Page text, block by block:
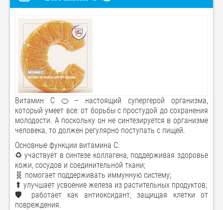
Витамин C 🍊– настоящий супергерой организма,
который умеет все: от борьбы с простудой до сохранения
молодости. А поскольку он не синтезируется в организме
человека, то должен регулярно поступать с пищей.
Основные функции витамина C:
♻ участвует в синтезе коллагена, поддерживая здоровье
кожи, сосудов и соединительной ткани;
🧬 помогает поддерживать иммунную систему;
⬆ улучшает усвоение железа из растительных продуктов;
🛡 работает как антиоксидант, защищая клетки от
повреждения.